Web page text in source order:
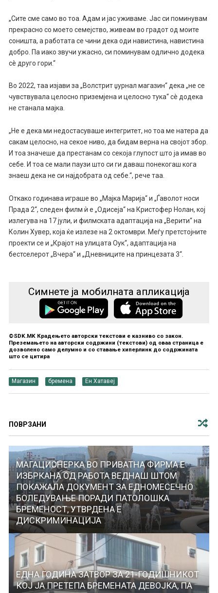
„Сите сме само во тоа. Адам и јас уживаме. Јас си поминувам
прекрасно со моето семејство, живеам во градот од моите
соништа, а работата се чини дека оди навистина, навистина
добро. Па иако звучи ужасно, си поминувам одлично додека
сè друго гори.“
Во 2022, таа изјави за „Волстрит џурнал магазин“ дека „не се
чувствувала целосно приземјена и целосно тука“ сè додека
не станала мајка.
„Не е дека ми недостасуваше интегритет, но тоа ме натера да
сакам целосно, на секое ниво, да бидам верна на својот збор.
И тоа значеше да престанам со секоја глупост што ја имав во
себе. И тоа се мали паузи што си ги даваш понекогаш кога
знаеш дека не си најдобрата од себе.“, рече таа.
Откако годинава играше во „Мајка Марија“ и „Ѓаволот носи
Прада 2“, следен филм ѝ е „Одисеја“ на Кристофер Нолан, кој
излегува на 17 јули, и филмската адаптација на „Верити“ на
Колин Хувер, која ќе излезе на 2 октомври. Меѓу претстојните
проекти се и „Крајот на улицата Оук“, адаптација на
бестселерот „Вчера“ и „Дневниците на принцезата 3“.
Симнете ја мобилната апликација
©SDK.MK Крадењето авторски текстови е казниво со закон.
Преземањето на авторски содржини (текстови) од оваа страница е
дозволено само делумно и со ставање хиперлинк до содржината
што се цитира
Магазин бремена Ен Хатавеј
ПОВРЗАНИ
МАГАЦИОНЕРКА ВО ПРИВАТНА ФИРМА Е
ИЗБРКАНА ОД РАБОТА ВЕДНАШ ШТОМ
ПОКАЖАЛА ДОКУМЕНТ ЗА ЕДНОМЕСЕЧНО
БОЛЕДУВАЊЕ ПОРАДИ ПАТОЛОШКА
БРЕМЕНОСТ, УТВРДЕНА Е
ДИСКРИМИНАЦИЈА
ЕДНА ГОДИНА ЗАТВОР ЗА 21-ГОДИШНИКОТ
КОЈ ЈА ПРЕТЕПА БРЕМЕНАТА ДЕВОЈКА, ПА